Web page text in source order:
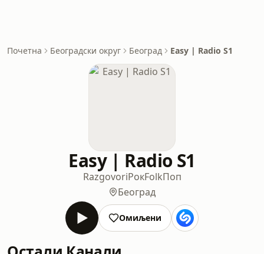
Почетна Београдски округ Београд Easy | Radio S1
Easy | Radio S1
RazgovoriРокFolkПоп
Београд
Омиљени